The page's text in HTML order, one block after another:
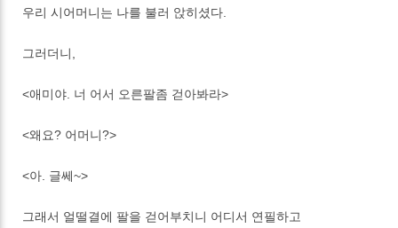
우리 시어머니는 나를 불러 앉히셨다.
그러더니,
<애미야. 너 어서 오른팔좀 걷아봐라>
<왜요? 어머니?>
<아. 글쎄~>
그래서 얼떨결에 팔을 걷어부치니 어디서 연필하고